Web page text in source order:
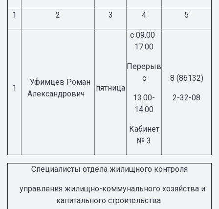
1 2 3 4 5
1
Уфимцев Роман
Александрович
пятница
с 09.00-
17.00
Перерыв
с
13.00-
14.00
Кабинет
№ 3
8 (86132)
2-32-08
Специалисты отдела жилищного контроля
управления жилищно-коммунального хозяйства и
капитального строительства